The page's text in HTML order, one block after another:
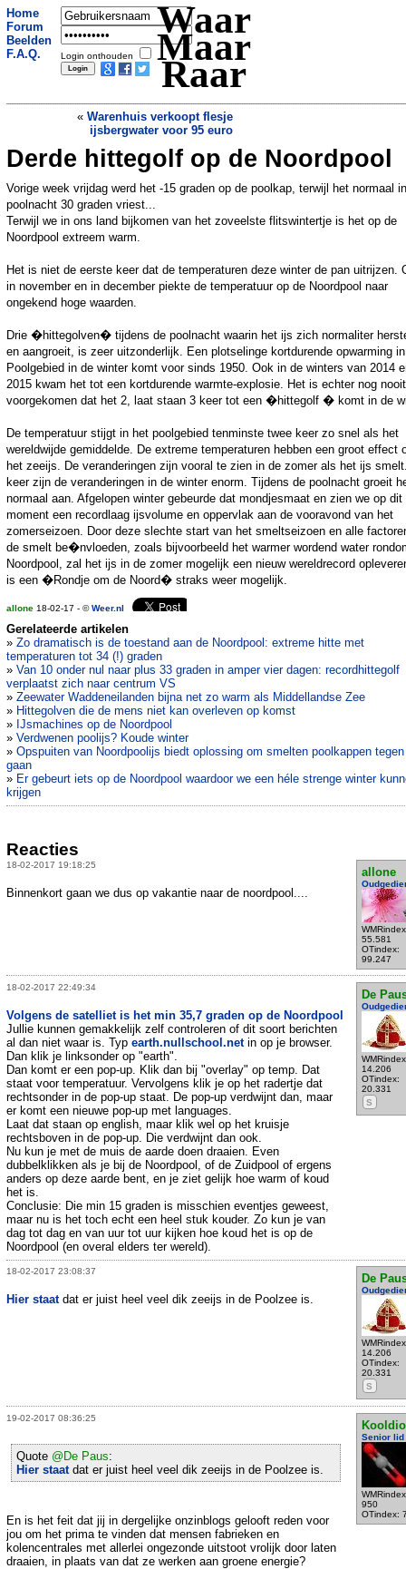
Home
Forum
Beelden
F.A.Q.
Login onthouden
Waar
Maar
Raar
« Warenhuis verkoopt flesje
ijsbergwater voor 95 euro
Eerstgeborenen slimmer dan broertjes
en zusjes»
Derde hittegolf op de Noordpool
Vorige week vrijdag werd het -15 graden op de poolkap, terwijl het normaal
poolnacht 30 graden vriest...
Terwijl we in ons land bijkomen van het zoveelste flitswintertje is het op de
Noordpool extreem warm.
Het is niet de eerste keer dat de temperaturen deze winter de pan uitrijzen.
in november en in december piekte de temperatuur op de Noordpool naar
ongekend hoge waarden.
Drie �hittegolven� tijdens de poolnacht waarin het ijs zich normaliter
en aangroeit, is zeer uitzonderlijk. Een plotselinge kortdurende opwarming
Poolgebied in de winter komt voor sinds 1950. Ook in de winters van 2014
2015 kwam het tot een kortdurende warmte-explosie. Het is echter nog nooit
voorgekomen dat het 2, laat staan 3 keer tot een �hittegolf � komt in de
De temperatuur stijgt in het poolgebied tenminste twee keer zo snel als het
wereldwijde gemiddelde. De extreme temperaturen hebben een groot effect
het zeeijs. De veranderingen zijn vooral te zien in de zomer als het ijs
keer zijn de veranderingen in de winter enorm. Tijdens de poolnacht groeit
normaal aan. Afgelopen winter gebeurde dat mondjesmaat en zien we op dit
moment een recordlaag ijsvolume en oppervlak aan de vooravond van het
zomerseizoen. Door deze slechte start van het smeltseizoen en alle
de smelt be�nvloeden, zoals bijvoorbeeld het warmer wordend water
Noordpool, zal het ijs in de zomer mogelijk een nieuw wereldrecord
is een �Rondje om de Noord� straks weer mogelijk.
allone 18-02-17 - ©Weer.nl
Gerelateerde artikelen
» Zo dramatisch is de toestand aan de Noordpool: extreme hitte met
temperaturen tot 34 (!) graden
» Van 10 onder nul naar plus 33 graden in amper vier dagen: recordhittegolf
verplaatst zich naar centrum VS
» Zeewater Waddeneilanden bijna net zo warm als Middellandse Zee
» Hittegolven die de mens niet kan overleven op komst
» IJsmachines op de Noordpool
» Verdwenen poolijs? Koude winter
» Opspuiten van Noordpoolijs biedt oplossing om smelten poolkappen
gaan
» Er gebeurt iets op de Noordpool waardoor we een héle strenge winter
krijgen
Reacties
18-02-2017 19:18:25
allone
55.581
OTindex:
99.247
Binnenkort gaan we dus op vakantie naar de noordpool....
18-02-2017 22:49:34
De
14.206
OTindex:
20.331
S
Volgens de satelliet is het min 35,7 graden op de Noordpool
Jullie kunnen gemakkelijk zelf controleren of dit soort berichten
al dan niet waar is. Typ earth.nullschool.netin op je browser.
Dan klik je linksonder op "earth".
Dan komt er een pop-up. Klik dan bij "overlay" op temp. Dat
staat voor temperatuur. Vervolgens klik je op het radertje dat
rechtsonder in de pop-up staat. De pop-up verdwijnt dan, maar
er komt een nieuwe pop-up met languages.
Laat dat staan op english, maar klik wel op het kruisje
rechtsboven in de pop-up. Die verdwijnt dan ook.
Nu kun je met de muis de aarde doen draaien. Even
dubbelklikken als je bij de Noordpool, of de Zuidpool of ergens
anders op deze aarde bent, en je ziet gelijk hoe warm of koud
het is.
Conclusie: Die min 15 graden is misschien eventjes geweest,
maar nu is het toch echt een heel stuk kouder. Zo kun je van
dag tot dag en van uur tot uur kijken hoe koud het is op de
Noordpool (en overal elders ter wereld).
18-02-2017 23:08:37
De
14.206
OTindex:
20.331
S
Hier staat dat er juist heel veel dik zeeijs in de Poolzee is.
19-02-2017 08:36:25
Senior lid
950
OTindex:
Quote @De Paus:
Hier staat dat er juist heel veel dik zeeijs in de Poolzee is.
En is het feit dat jij in dergelijke onzinblogs gelooft reden voor
jou om het prima te vinden dat mensen fabrieken en
kolencentrales met allerlei ongezonde uitstoot vrolijk door laten
draaien, in plaats van dat ze werken aan groene energie?